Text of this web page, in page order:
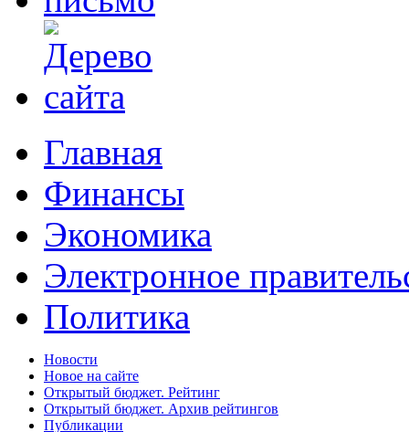
Главная
Финансы
Экономика
Электронное
Политика
Новости
Новое на сайте
Открытый бюджет. Рейтинг
Открытый бюджет. Архив рейтингов
Публикации